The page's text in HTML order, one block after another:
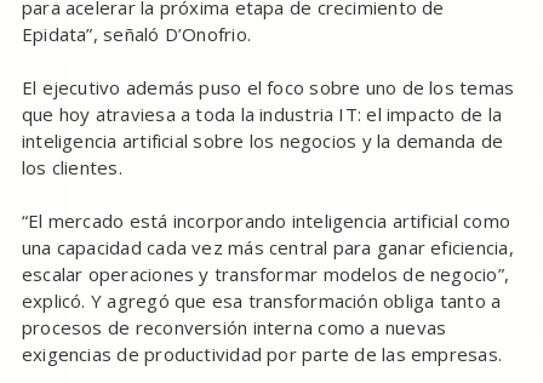
para acelerar la próxima etapa de crecimiento de
Epidata”, señaló D’Onofrio.
El ejecutivo además puso el foco sobre uno de los temas
que hoy atraviesa a toda la industria IT: el impacto de la
inteligencia artificial sobre los negocios y la demanda de
los clientes.
“El mercado está incorporando inteligencia artificial como
una capacidad cada vez más central para ganar eficiencia,
escalar operaciones y transformar modelos de negocio”,
explicó. Y agregó que esa transformación obliga tanto a
procesos de reconversión interna como a nuevas
exigencias de productividad por parte de las empresas.